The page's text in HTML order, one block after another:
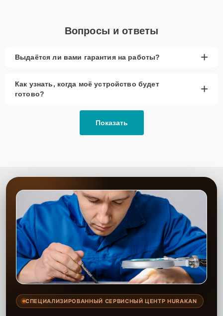
Вопросы и ответы
Выдаётся ли вами гарантия на работы? +
Как узнать, когда моё устройство будет
готово?
+
Показать
СПЕЦИАЛИЗИРОВАННЫЙ СЕРВИСНЫЙ ЦЕНТР HURAKAN